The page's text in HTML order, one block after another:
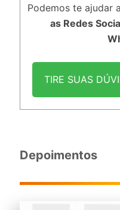
Podemos te ajudar a
as Redes
TIRE SUAS
Depoimentos